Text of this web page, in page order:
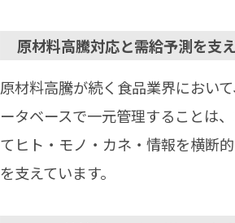
原材料高騰対応と需給予測を支
原材料高騰が続く食品業界におい
ータベースで一元管理することは
てヒト・モノ・カネ・情報を横断
を支えています。